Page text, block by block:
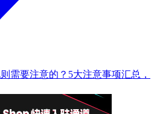
需要注意的？5大注意事项汇总，